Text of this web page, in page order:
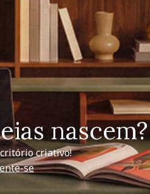
nascem?
criativo!
se